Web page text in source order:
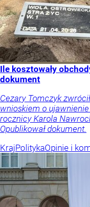
Ile kosztowały
dokument
Cezary Tomczyk
wnioskiem o
rocznicy Karola
Opublikował dokument.
KrajPolitykaOpinie i